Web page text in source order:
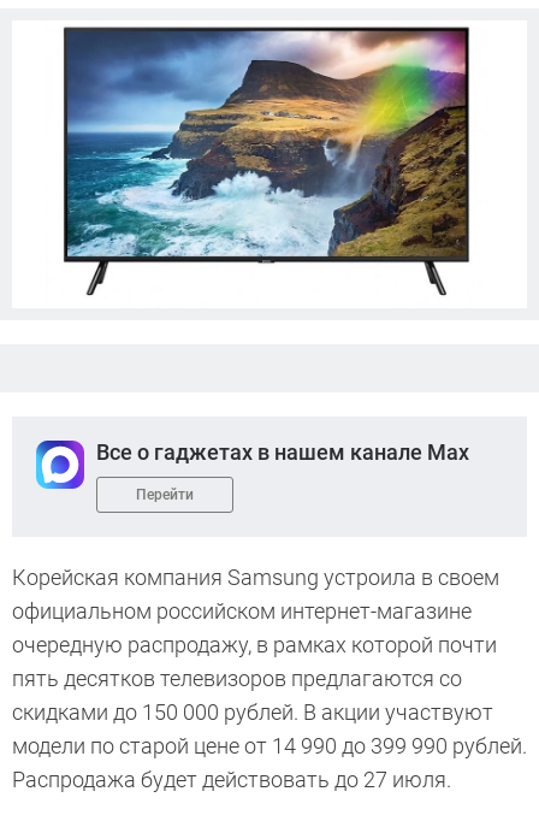
Все о гаджетах в нашем канале Max
Перейти
Корейская компания Samsung устроила в своем
официальном российском интернет-магазине
очередную распродажу, в рамках которой почти
пять десятков телевизоров предлагаются со
скидками до 150 000 рублей. В акции участвуют
модели по старой цене от 14 990 до 399 990 рублей.
Распродажа будет действовать до 27 июля.